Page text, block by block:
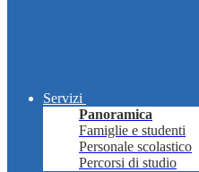
Servizi
Panoramica
Famiglie e studenti
Personale scolastico
Percorsi di studio